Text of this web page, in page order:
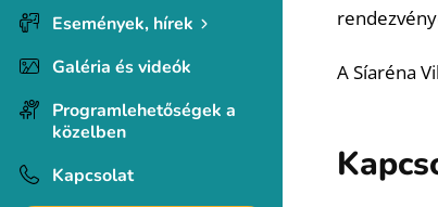
Események, hírek
Galéria és videók
Programlehetőségek a
közelben
Kapcsolat
A Síaréna